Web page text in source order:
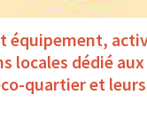
équipement,
locales dédié aux
quartier et leurs